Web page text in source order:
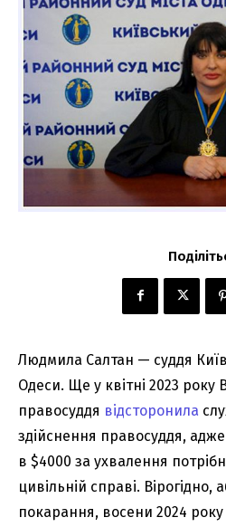
Людмила Салтан — суддя
Одеси. Ще у квітні 2023 року
правосуддя відсторонила
здійснення правосуддя, адже
в $4000 за ухвалення
цивільній справі. Вірогідно,
покарання, восени 2024